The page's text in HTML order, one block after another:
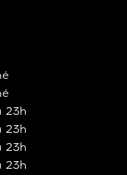
23h
23h
23h
23h